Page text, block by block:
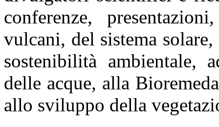
conferenze,
vulcani, del sistema
sostenibilità ambientale,
delle acque, alla
allo sviluppo della